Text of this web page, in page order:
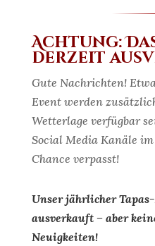
Achtung:
derzeit
Gute Nachrichten!
Event werden
Wetterlage verfügbar
Social Media Kanäle
Chance verpasst!
Unser jährlicher
ausverkauft – aber
Neuigkeiten!